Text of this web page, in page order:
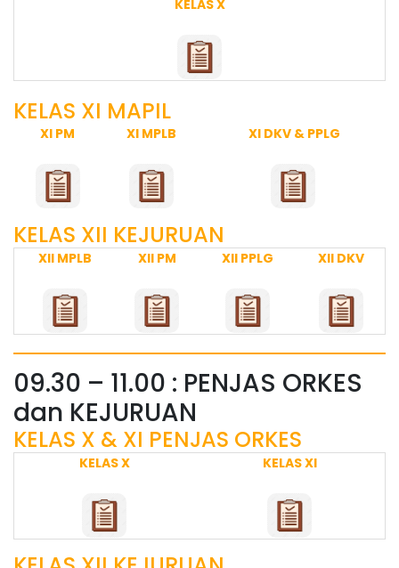
KELAS X
KELAS XI MAPIL
XI PM XI MPLB XI DKV & PPLG
KELAS XII KEJURUAN
XII MPLB XII PM XII PPLG XII DKV
09.30 – 11.00 : PENJAS ORKES
dan KEJURUAN
KELAS X & XI PENJAS ORKES
KELAS X KELAS XI